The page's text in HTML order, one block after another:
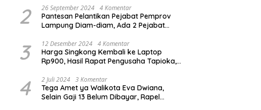
2 26 September 2024 4 Komentar
Pantesan Pelantikan Pejabat Pemprov
Lampung Diam-diam, Ada 2 Pejabat
3 12 Desember 2024 4 Komentar
Harga Singkong Kembali ke Laptop
Rp900, Hasil Rapat Pengusaha Tapioka,
Lampung
4 2 Juli 2024 3 Komentar
Tega Amet ya Walikota Eva Dwiana,
Selain Gaji 13 Belum Dibayar, Rapel